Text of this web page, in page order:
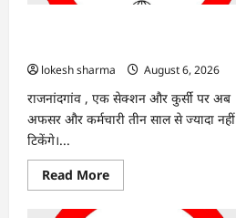
lokesh sharma
August 6, 2026
राजनांदगांव , एक सेक्शन और कुर्सी पर अब
अफसर और कर्मचारी तीन साल से ज्यादा नहीं
टिकेंगे।...
Read MoreRead
more